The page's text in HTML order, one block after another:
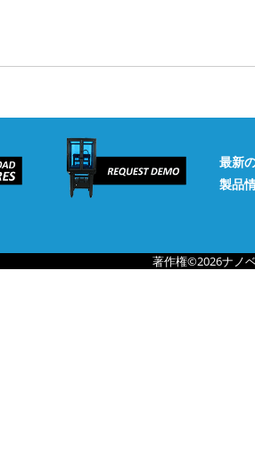
最新
製品
著作権©2026ナノ